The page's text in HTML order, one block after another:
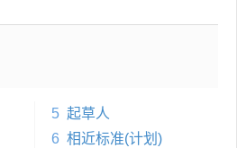
5 起草人
6 相近标准(计划)